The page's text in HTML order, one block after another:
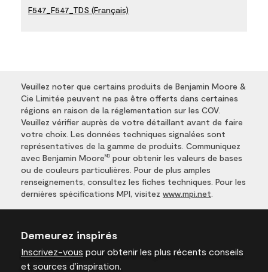
F547_F547_TDS (Français)
Veuillez noter que certains produits de Benjamin Moore &
Cie Limitée peuvent ne pas être offerts dans certaines
régions en raison de la réglementation sur les COV.
Veuillez vérifier auprès de votre détaillant avant de faire
votre choix. Les données techniques signalées sont
représentatives de la gamme de produits. Communiquez
avec Benjamin Moore MD pour obtenir les valeurs de bases
ou de couleurs particulières. Pour de plus amples
renseignements, consultez les fiches techniques. Pour les
dernières spécifications MPI, visitez www.mpi.net
Demeurez inspirés
Inscrivez-vous pour obtenir les plus récents conseils
et sources d’inspiration.